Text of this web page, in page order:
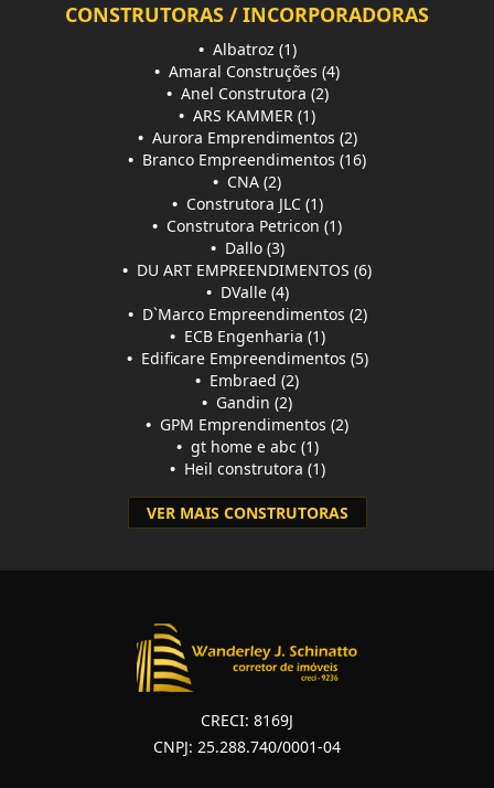
CONSTRUTORAS / INCORPORADORAS
• Albatroz (1)
• Amaral Construções (4)
• Anel Construtora (2)
• ARS KAMMER (1)
• Aurora Emprendimentos (2)
• Branco Empreendimentos (16)
• CNA (2)
• Construtora JLC (1)
• Construtora Petricon (1)
• Dallo (3)
• DU ART EMPREENDIMENTOS (6)
• DValle (4)
• D`Marco Empreendimentos (2)
• ECB Engenharia (1)
• Edificare Empreendimentos (5)
• Embraed (2)
• Gandin (2)
• GPM Emprendimentos (2)
• gt home e abc (1)
• Heil construtora (1)
VER MAIS CONSTRUTORAS
CRECI: 8169J
CNPJ: 25.288.740/0001-04